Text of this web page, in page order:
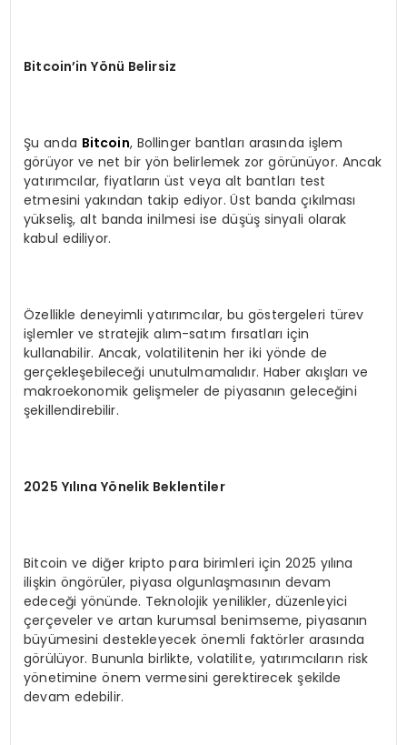
Bitcoin’in Yönü Belirsiz
Şu anda Bitcoin, Bollinger bantları arasında işlem
görüyor ve net bir yön belirlemek zor görünüyor. Ancak
yatırımcılar, fiyatların üst veya alt bantları test
etmesini yakından takip ediyor. Üst banda çıkılması
yükseliş, alt banda inilmesi ise düşüş sinyali olarak
kabul ediliyor.
Özellikle deneyimli yatırımcılar, bu göstergeleri türev
işlemler ve stratejik alım-satım fırsatları için
kullanabilir. Ancak, volatilitenin her iki yönde de
gerçekleşebileceği unutulmamalıdır. Haber akışları ve
makroekonomik gelişmeler de piyasanın geleceğini
şekillendirebilir.
2025 Yılına Yönelik Beklentiler
Bitcoin ve diğer kripto para birimleri için 2025 yılına
ilişkin öngörüler, piyasa olgunlaşmasının devam
edeceği yönünde. Teknolojik yenilikler, düzenleyici
çerçeveler ve artan kurumsal benimseme, piyasanın
büyümesini destekleyecek önemli faktörler arasında
görülüyor. Bununla birlikte, volatilite, yatırımcıların risk
yönetimine önem vermesini gerektirecek şekilde
devam edebilir.